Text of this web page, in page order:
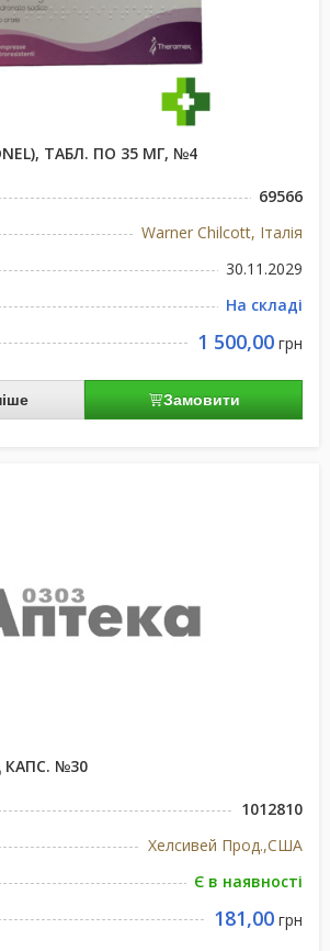
ТАБЛ. ПО 35 МГ, №4
69566
Warner Chilcott, Італія
30.11.2029
На складі
1 500,00 грн
Замовити
№30
1012810
Хелсивей Прод.,США
Є в наявності
181,00 грн